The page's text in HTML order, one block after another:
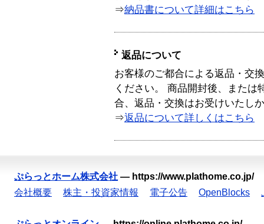
⇒納品書について詳細はこちら
返品について
お客様のご都合による返品・交
ください。 商品開封後、または
合、返品・交換はお受けいたし
⇒返品について詳しくはこちら
ぷらっとホーム株式会社 — https://www.plathome.co.jp/
会社概要
株主・投資家情報 電子公告 OpenBlocks